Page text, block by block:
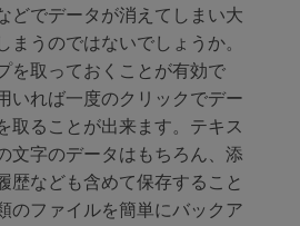
どでデータが消えてしまい大
まうのではないでしょうか。
を取っておくことが有効で
いれば一度のクリックでデー
取ることが出来ます。テキス
文字のデータはもちろん、添
歴なども含めて保存すること
のファイルを簡単にバックア